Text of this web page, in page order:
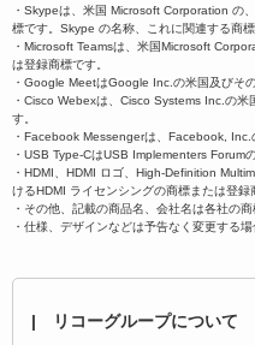
・Skypeは、米国 Microsoft Corporation の
標です。Skype の名称、これに関連する商
・Microsoft Teamsは、米国Microsoft
は登録商標です。
・Google MeetはGoogle Inc.の米国及びそ
・Cisco Webexは、Cisco Systems Inc.の
す。
・Facebook Messengerは、Facebook, Inc.
・USB Type-CはUSB Implementers Forum
・HDMI、HDMI ロゴ、High-Definition
けるHDMI ライセンシングの商標または登録
・その他、記載の商品名、会社名は各社の
・仕様、デザインなどは予告なく変更する場
| リコーグループについて